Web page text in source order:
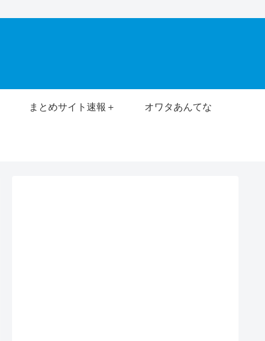
まとめサイト速報＋ オワタあんてな